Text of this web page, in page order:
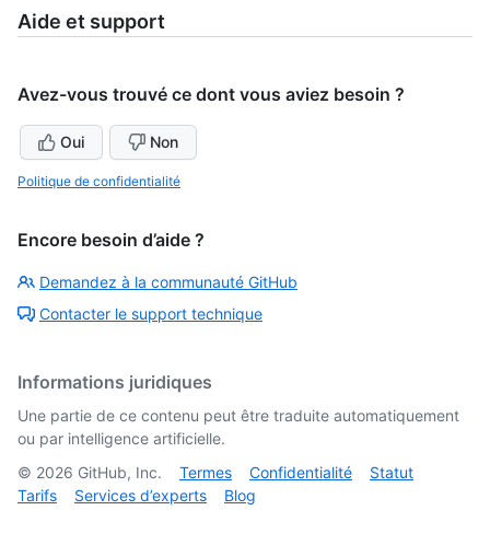
Aide et support
Avez-vous trouvé ce dont vous aviez besoin ?
Oui Non
Politique de confidentialité
Encore besoin d’aide ?
Demandez à la communauté GitHub
Contacter le support technique
Informations juridiques
Une partie de ce contenu peut être traduite automatiquement
ou par intelligence artificielle.
© 2026 GitHub, Inc. Termes Confidentialité
Statut
Tarifs
Services d’experts Blog